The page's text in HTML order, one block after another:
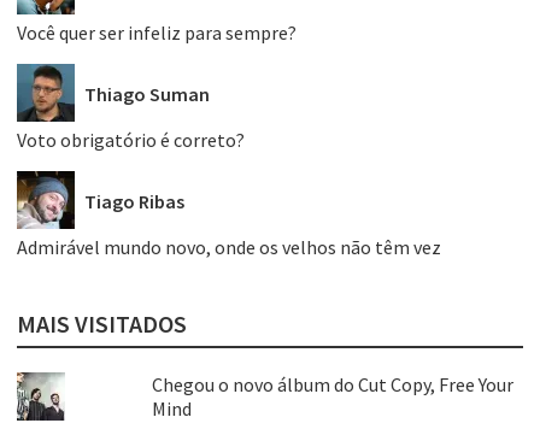
Você quer ser infeliz para sempre?
Thiago Suman
Voto obrigatório é correto?
Tiago Ribas
Admirável mundo novo, onde os velhos não têm vez
MAIS VISITADOS
Chegou o novo álbum do Cut Copy, Free Your
Mind